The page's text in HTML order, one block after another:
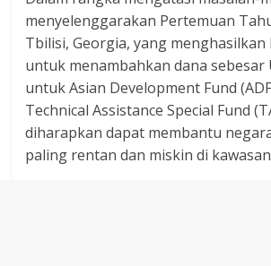
menyelenggarakan Pertemuan
Tbilisi, Georgia, yang menghasilkan
untuk menambahkan dana sebesar
untuk Asian Development Fund
Technical Assistance Special Fund
diharapkan dapat membantu
paling rentan dan miskin di